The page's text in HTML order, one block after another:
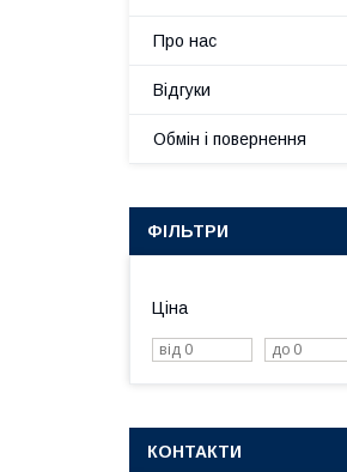
Про нас
Відгуки
Обмін і повернення
ФІЛЬТРИ
Ціна
КОНТАКТИ